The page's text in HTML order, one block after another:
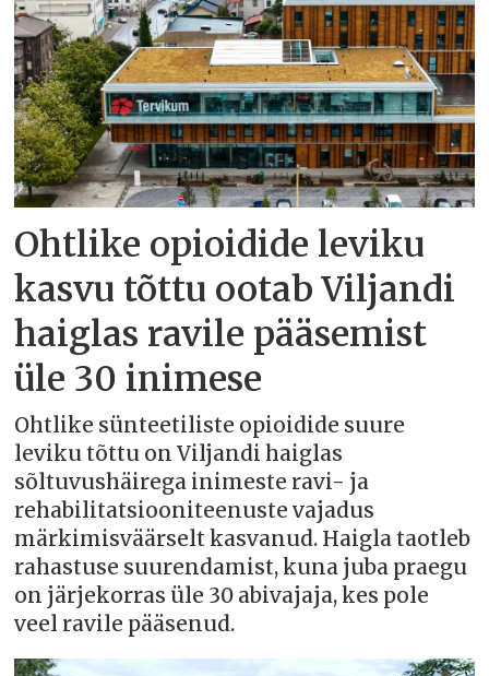
Ohtlike opioidide leviku
kasvu tõttu ootab Viljandi
haiglas ravile pääsemist
üle 30 inimese
Ohtlike sünteetiliste opioidide suure
leviku tõttu on Viljandi haiglas
sõltuvushäirega inimeste ravi- ja
rehabilitatsiooniteenuste vajadus
märkimisväärselt kasvanud. Haigla taotleb
rahastuse suurendamist, kuna juba praegu
on järjekorras üle 30 abivajaja, kes pole
veel ravile pääsenud.